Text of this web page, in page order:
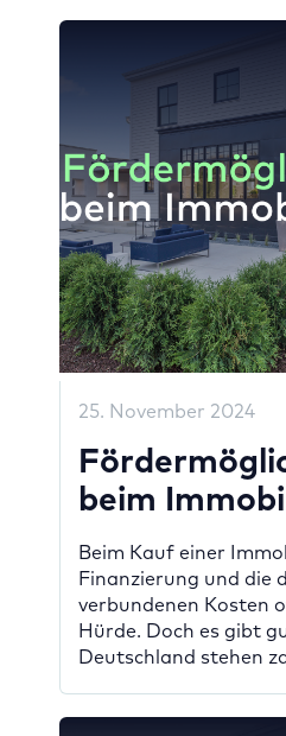
25. November 2024
beim
Beim Kauf einer
Finanzierung und die
verbundenen Kosten
Hürde. Doch es gibt
Deutschland stehen